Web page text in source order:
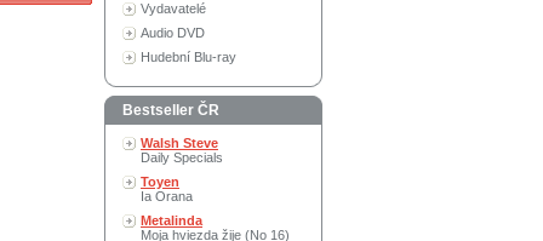
Vydavatelé
Audio DVD
Hudební Blu-ray
Bestseller ČR
Walsh Steve
Daily Specials
Toyen
Ia Orana
Metalinda
Moja hviezda žije (No 16)